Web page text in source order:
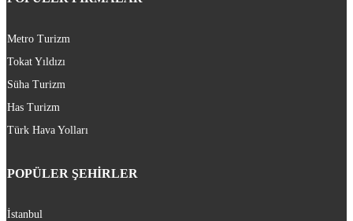
Metro Turizm
Tokat Yıldızı
Süha Turizm
Has Turizm
Türk Hava Yolları
POPÜLER ŞEHİRLER
İstanbul